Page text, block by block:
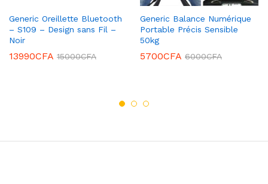
Generic Oreillette Bluetooth
– S109 – Design sans Fil –
Noir
13990CFA 15000CFA
Generic Balance Numérique
Portable Précis Sensible
50kg
5700CFA 6000CFA